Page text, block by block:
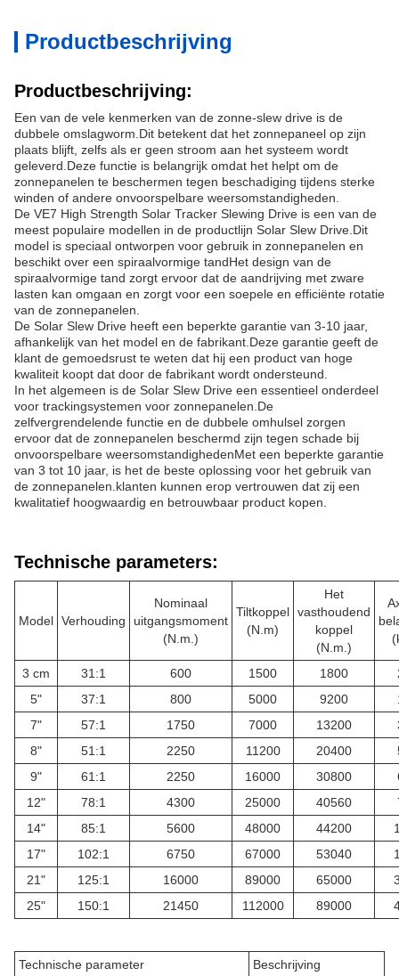
Productbeschrijving
Productbeschrijving:
Een van de vele kenmerken van de zonne-slew drive is de
dubbele omslagworm.Dit betekent dat het zonnepaneel op zijn
plaats blijft, zelfs als er geen stroom aan het systeem wordt
geleverd.Deze functie is belangrijk omdat het helpt om de
zonnepanelen te beschermen tegen beschadiging tijdens sterke
winden of andere onvoorspelbare weersomstandigheden.
De VE7 High Strength Solar Tracker Slewing Drive is een van de
meest populaire modellen in de productlijn Solar Slew Drive.Dit
model is speciaal ontworpen voor gebruik in zonnepanelen en
beschikt over een spiraalvormige tandHet design van de
spiraalvormige tand zorgt ervoor dat de aandrijving met zware
lasten kan omgaan en zorgt voor een soepele en efficiënte rotatie
van de zonnepanelen.
De Solar Slew Drive heeft een beperkte garantie van 3-10 jaar,
afhankelijk van het model en de fabrikant.Deze garantie geeft de
klant de gemoedsrust te weten dat hij een product van hoge
kwaliteit koopt dat door de fabrikant wordt ondersteund.
In het algemeen is de Solar Slew Drive een essentieel onderdeel
voor trackingsystemen voor zonnepanelen.De
zelfvergrendelende functie en de dubbele omhulsel zorgen
ervoor dat de zonnepanelen beschermd zijn tegen schade bij
onvoorspelbare weersomstandighedenMet een beperkte garantie
van 3 tot 10 jaar, is het de beste oplossing voor het gebruik van
de zonnepanelen.klanten kunnen erop vertrouwen dat zij een
kwalitatief hoogwaardig en betrouwbaar product kopen.
Technische parameters:
Model Verhouding
Nominaal
uitgangsmoment
(N.m.)
Tiltkoppel
(N.m)
Het
vasthoudend
koppel
(N.m.)
3 cm 31:1 600 1500 1800
5"
37:1 800 5000 9200
7"
57:1 1750 7000 13200
8"
51:1 2250 11200 20400
9"
61:1 2250 16000 30800
12"
78:1 4300 25000 40560
14"
85:1 5600 48000 44200
17"
102:1 6750 67000 53040
21"
125:1 16000 89000 65000
25"
150:1 21450 112000 89000
Technische parameter Beschrijving